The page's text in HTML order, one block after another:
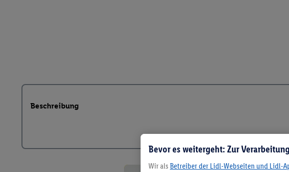
Beschreibung
Bevor es weitergeht: Zur
Wir als Betreiber der Lidl-Webseiten und Lidl-